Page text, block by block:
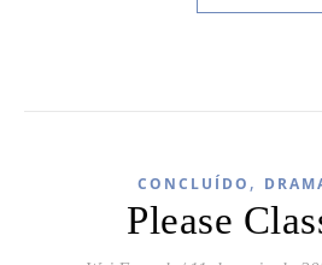
CONCLUÍDO ,
Please